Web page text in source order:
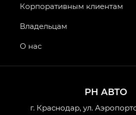
РН АВТО
г. Краснодар, ул.
Корпоративным клиентам
Владельцам
О нас